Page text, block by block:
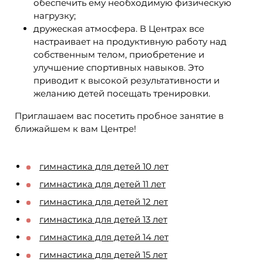
обеспечить ему необходимую физическую
нагрузку;
дружеская атмосфера. В Центрах все
настраивает на продуктивную работу над
собственным телом, приобретение и
улучшение спортивных навыков. Это
приводит к высокой результативности и
желанию детей посещать тренировки.
Приглашаем вас посетить пробное занятие в
ближайшем к вам Центре!
гимнастика для детей 10 лет
гимнастика для детей 11 лет
гимнастика для детей 12 лет
гимнастика для детей 13 лет
гимнастика для детей 14 лет
гимнастика для детей 15 лет